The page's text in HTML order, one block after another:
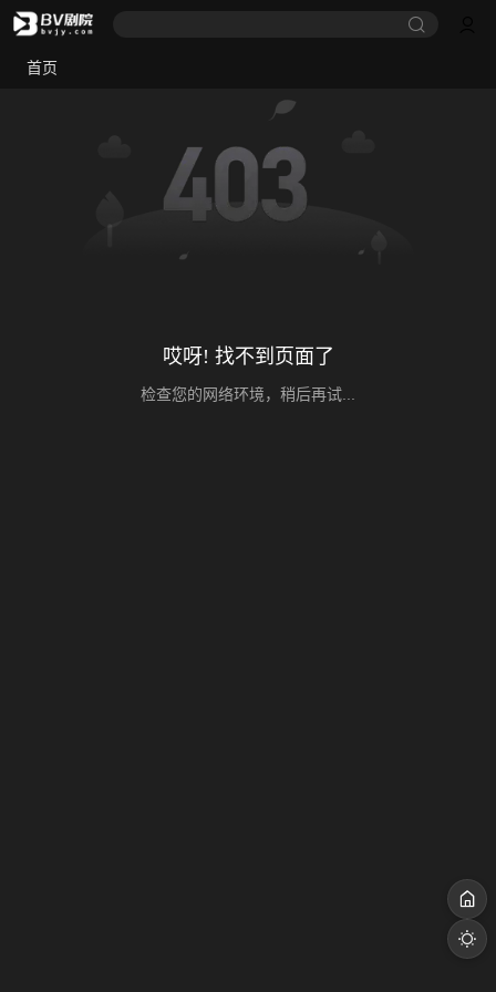
首页
哎呀! 找不到页面了
检查您的网络环境，稍后再试...